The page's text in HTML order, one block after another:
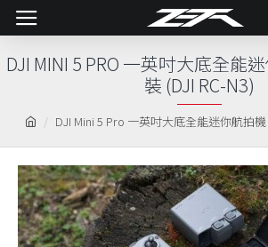
DJI Mini 5 Pro 一英吋大底全能迷你航拍機
DJI MINI 5 PRO 一英吋大底全能
裝 (DJI RC-N3)